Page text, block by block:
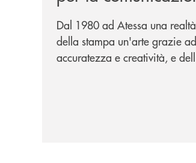
Dal 1980 ad Atessa una
della stampa un'arte grazie
accuratezza e creatività, e